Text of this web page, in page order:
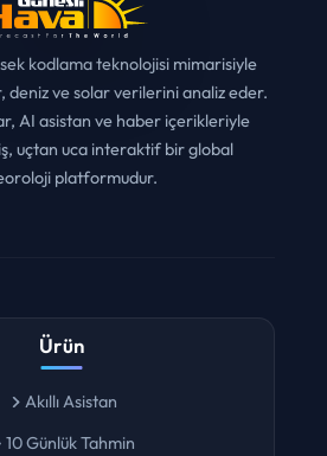
kodlama teknolojisi mimarisiyle
deniz ve solar verilerini analiz eder.
AI asistan ve haber içerikleriyle
uçtan uca interaktif bir global
Ürün